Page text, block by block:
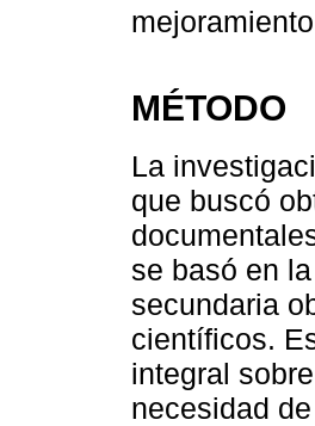
MÉTODO
La
que buscó
se basó en
secundaria
científicos.
integral
necesidad